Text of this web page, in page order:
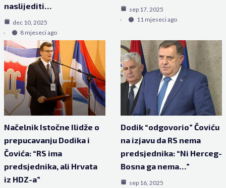
naslijediti…
dec 10, 2025
8 mjeseci ago
sep 17, 2025
11 mjeseci ago
Načelnik Istočne Ilidže o
prepucavanju Dodika i
Čovića: “RS ima
predsjednika, ali Hrvata
iz HDZ-a”
Dodik “odgovorio” Čoviću
na izjavu da RS nema
predsjednika: “Ni Herceg-
Bosna ga nema…”
sep 16, 2025